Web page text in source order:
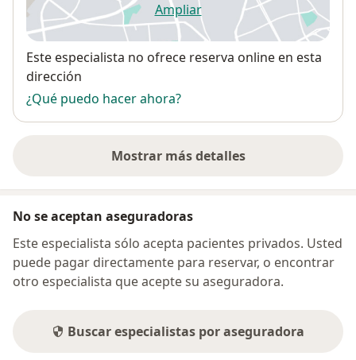
Ampliarse abre en una nueva
Disponibilidad
Este especialista no ofrece reserva online en esta
dirección
¿Qué puedo hacer ahora?
Mostrar más detalles
sobre la dirección
No se aceptan aseguradoras
Este especialista sólo acepta pacientes privados. Usted
puede pagar directamente para reservar, o encontrar
otro especialista que acepte su aseguradora.
Buscar especialistas por aseguradora